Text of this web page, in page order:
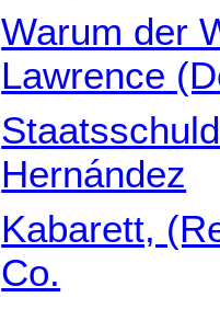
Warum der
Lawrence
Hernández
Kabarett,
Co.